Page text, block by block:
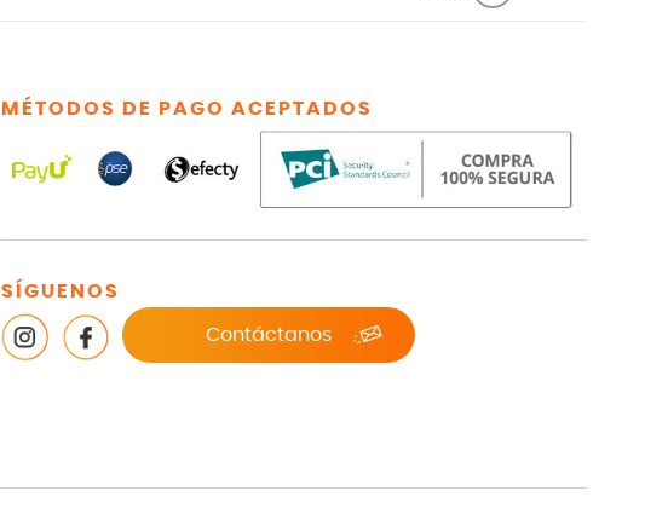
MÉTODOS DE PAGO ACEPTADOS
SÍGUENOS
Contáctanos